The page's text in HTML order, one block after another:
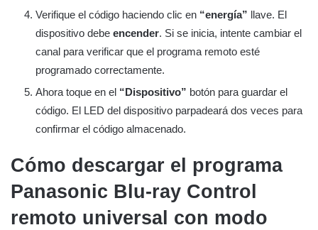
Verifique el código haciendo clic en “energía” llave. El
dispositivo debe encender. Si se inicia, intente cambiar el
canal para verificar que el programa remoto esté
programado correctamente.
Ahora toque en el “Dispositivo” botón para guardar el
código. El LED del dispositivo parpadeará dos veces para
confirmar el código almacenado.
Cómo descargar el programa
Panasonic Blu-ray Control
remoto universal con modo